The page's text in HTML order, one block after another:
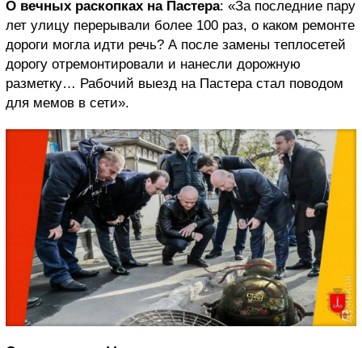
О вечных раскопках на Пастера: «За последние пару
лет улицу перерывали более 100 раз, о каком ремонте
дороги могла идти речь? А после замены теплосетей
дорогу отремонтировали и нанесли дорожную
разметку… Рабочий выезд на Пастера стал поводом
для мемов в сети».